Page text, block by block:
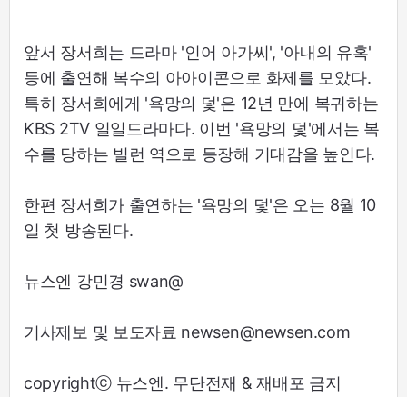
앞서 장서희는 드라마 '인어 아가씨', '아내의 유혹'
등에 출연해 복수의 아아이콘으로 화제를 모았다.
특히 장서희에게 '욕망의 덫'은 12년 만에 복귀하는
KBS 2TV 일일드라마다. 이번 '욕망의 덫'에서는 복
수를 당하는 빌런 역으로 등장해 기대감을 높인다.
한편 장서희가 출연하는 '욕망의 덫'은 오는 8월 10
일 첫 방송된다.
뉴스엔 강민경 swan@
기사제보 및 보도자료 newsen@newsen.com
copyrightⓒ 뉴스엔. 무단전재 & 재배포 금지